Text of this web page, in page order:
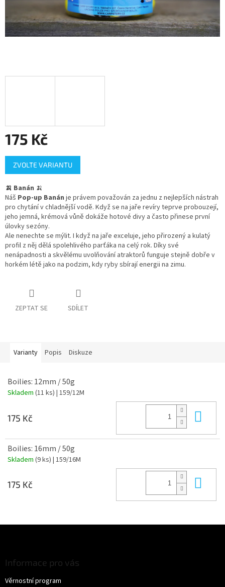
175 Kč
Měrná
cena:
ZVOLTE VARIANTU
🍌 Banán 🍌
Náš Pop-up Banán je právem považován za jednu z nejlepších nástrah
pro chytání v chladnější vodě. Když se na jaře revíry teprve probouzejí,
jeho jemná, krémová vůně dokáže hotové divy a často přinese první
úlovky sezóny.
Ale nenechte se mýlit. I když na jaře exceluje, jeho přirozený a kulatý
profil z něj dělá spolehlivého parťáka na celý rok. Díky své
nenápadnosti a skvělému uvolňování atraktorů funguje stejně dobře v
horkém létě jako na podzim, kdy ryby sbírají energii na zimu.
ZEPTAT SE SDÍLET
Varianty Popis Diskuze
Boilies: 12mm / 50g
Skladem (11 ks) | 159/12M
175 Kč
Boilies: 16mm / 50g
Skladem (9 ks) | 159/16M
175 Kč
Informace pro vás
Věrnostní program